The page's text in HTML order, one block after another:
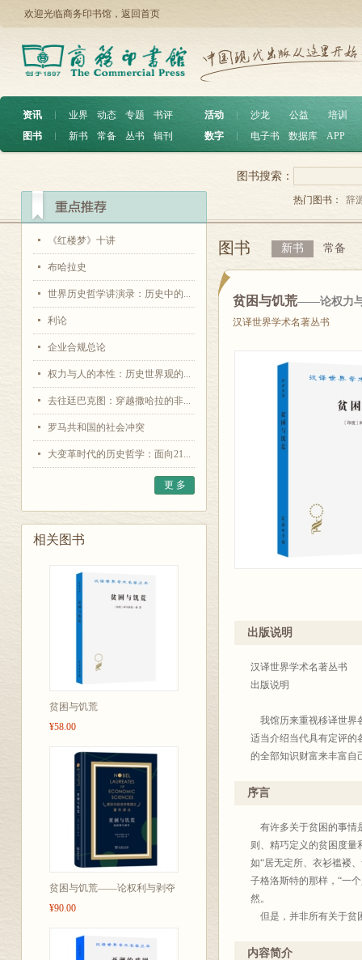
欢迎光临商务印书馆， 返回首页
资讯 ︱ 业界 动态 专题
书评
图书
︱ 新书 常备 丛书 辑刊
活动 沙龙 公益
培训
数字
电子书 数据库 APP
《红楼梦》十讲
布哈拉史
世界历史哲学讲演录：历史中的...
利论
企业合规总论
权力与人的本性：历史世界观的...
去往廷巴克图：穿越撒哈拉的非...
罗马共和国的社会冲突
大变革时代的历史哲学：面向21...
更 多
相关图书
贫困与饥荒
¥58.00
贫困与饥荒——论权利与剥夺
¥90.00
图书搜索：
热门图书： 辞
图书 新书 常备
贫困与饥荒——论权力
汉译世界学术名著丛书
出版说明
汉译世界学术名著丛书
出版说明
我馆历来重视移译世界
适当介绍当代具有定评的
的全部知识财富来丰富自
考，又利于文化积累。为
也不完全统一，凡是原
度去研读这些著作，汲取
译界给我们批评、建议，
商务
序言
有许多关于贫困的事情
则、精巧定义的贫困度量
如“居无定所、衣衫褴褛
子格洛斯特的那样，“一
然。
但是，并非所有关于贫
贫困等)，不过，每一种
内容简介